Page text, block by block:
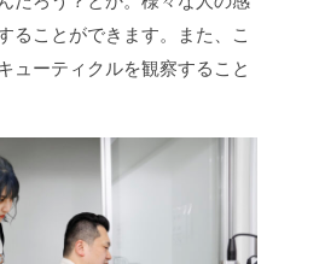
ることができます。また、こ
ューティクルを観察すること